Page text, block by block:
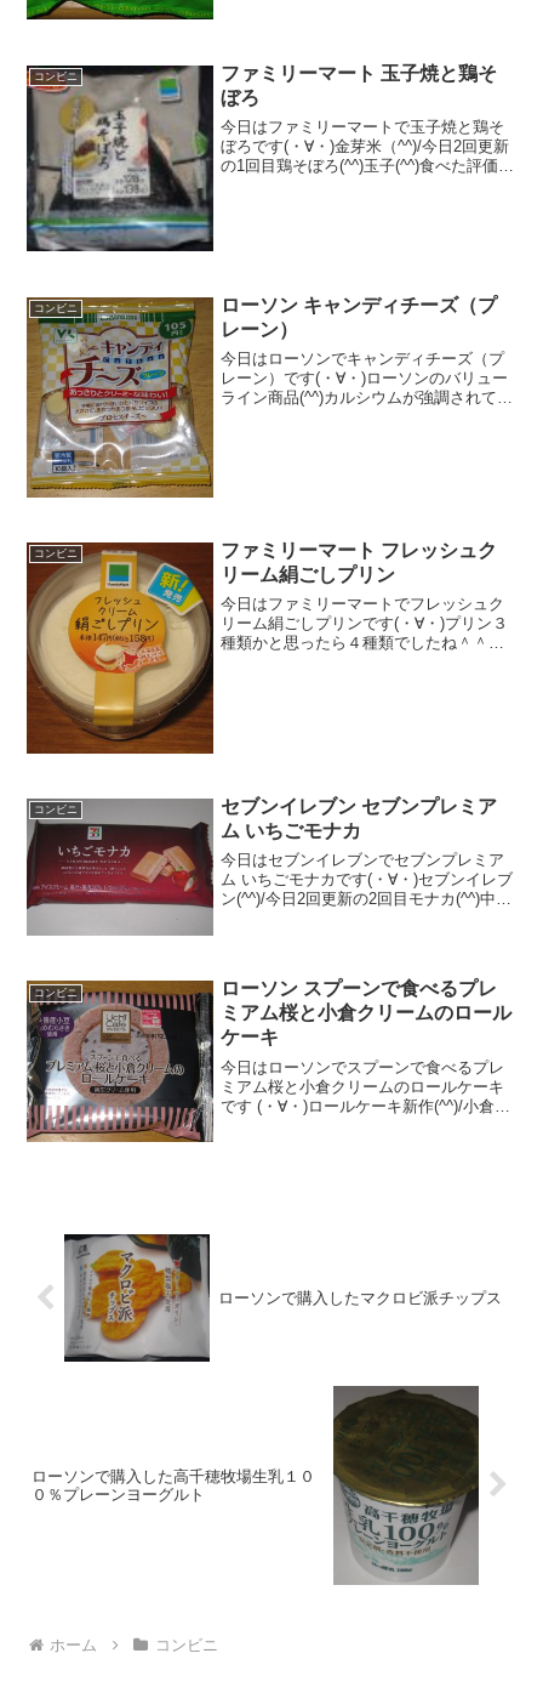
コンビニ
ファミリーマート 玉子焼と鶏そ
ぼろ
今日はファミリーマートで玉子焼と鶏そ
ぼろです(・∀・)金芽米（^^)/今日2回更新
の1回目鶏そぼろ(^^)玉子(^^)食べた評価値
コンビニ
ローソン キャンディチーズ（プ
レーン）
今日はローソンでキャンディチーズ（プ
レーン）です(・∀・)ローソンのバリュー
ライン商品(^^)カルシウムが強調されてま
コンビニ
ファミリーマート フレッシュク
リーム絹ごしプリン
今日はファミリーマートでフレッシュク
リーム絹ごしプリンです(・∀・)プリン３
種類かと思ったら４種類でしたね＾＾今
コンビニ
セブンイレブン セブンプレミア
ム いちごモナカ
今日はセブンイレブンでセブンプレミア
ム いちごモナカです(・∀・)セブンイレブ
ン(^^)/今日2回更新の2回目モナカ(^^)中は
コンビニ
ローソン スプーンで食べるプレ
ミアム桜と小倉クリームのロール
ケーキ
今日はローソンでスプーンで食べるプレ
ミアム桜と小倉クリームのロールケーキ
です (・∀・)ロールケーキ新作(^^)/小倉
ローソンで購入したマクロビ派チップス
ローソンで購入した高千穂牧場生乳１０
０％プレーンヨーグルト
ホーム コンビニ